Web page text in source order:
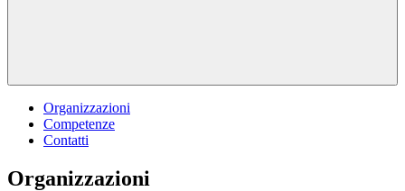
Organizzazioni
Competenze
Contatti
Organizzazioni